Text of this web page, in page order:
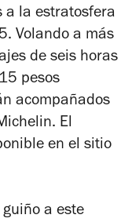
a la estratosfera
Volando a más
de seis horas
pesos
acompañados
El
en el sitio
a este